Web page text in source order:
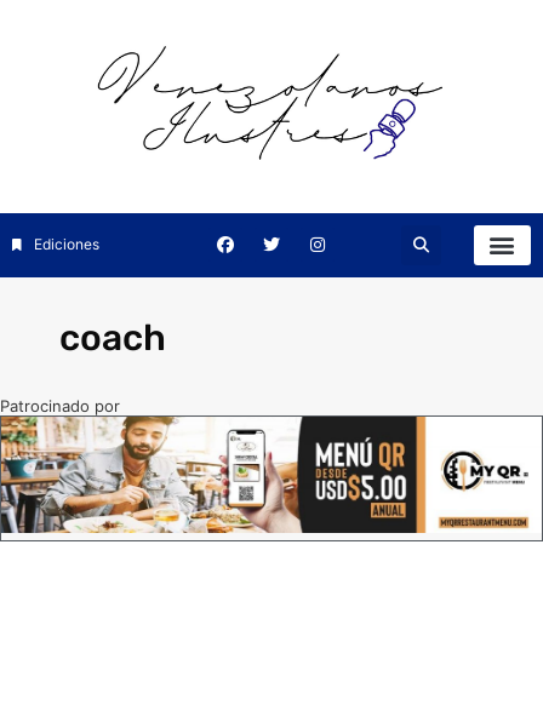
Ediciones
coach
Patrocinado por